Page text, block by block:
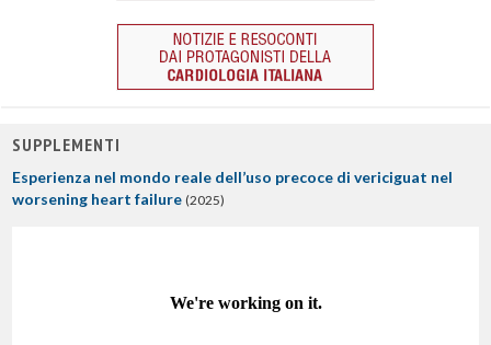
SUPPLEMENTI
Esperienza nel mondo reale dell’uso precoce di vericiguat nel
worsening heart failure (2025)